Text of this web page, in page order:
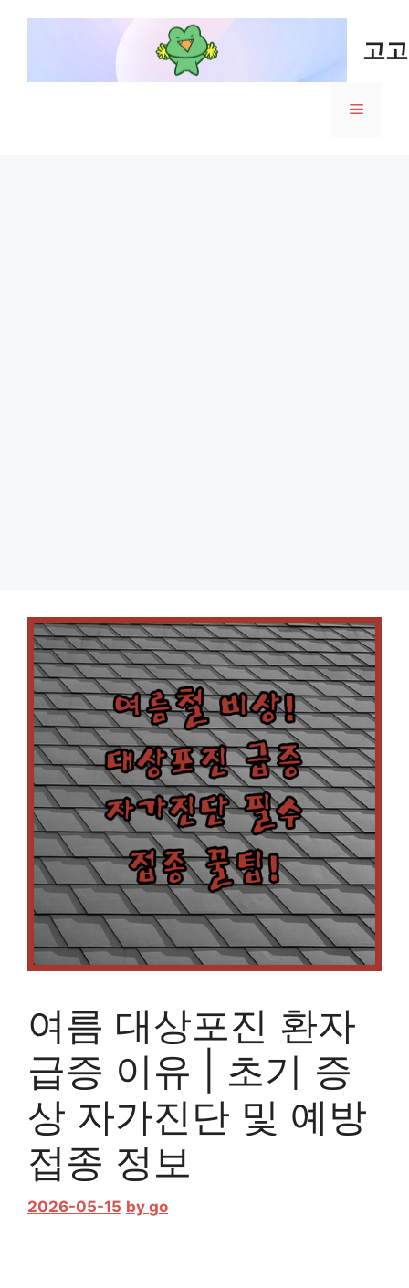
고
Menu
여름 대상포진 환자
급증 이유 | 초기 증
상 자가진단 및 예방
접종 정보
2026-05-15 by go